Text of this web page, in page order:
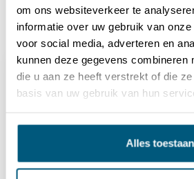
om ons websiteverkeer te
informatie over uw gebruik van
voor social media, adverteren en
kunnen deze gegevens combineren
die u aan ze heeft verstrekt of die
basis van uw gebruik van hun
Alles toestaan
Recent bekeken